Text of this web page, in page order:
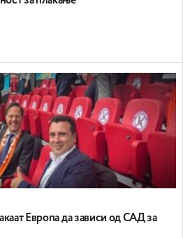
Европа да зависи од САД за